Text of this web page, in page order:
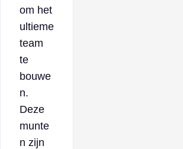
om het
ultieme
team
te
bouwe
n.
Deze
munte
n zijn